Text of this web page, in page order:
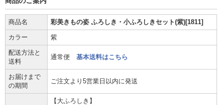
商品名 彩美きもの姿 ふろしき・小ふろしきセット(紫)[1811]
カラー 紫
配送方法と
送料
通常便 基本送料はこちら
お届けまで
の期間
ご注文より5営業日以内に発送
【大ふろしき】